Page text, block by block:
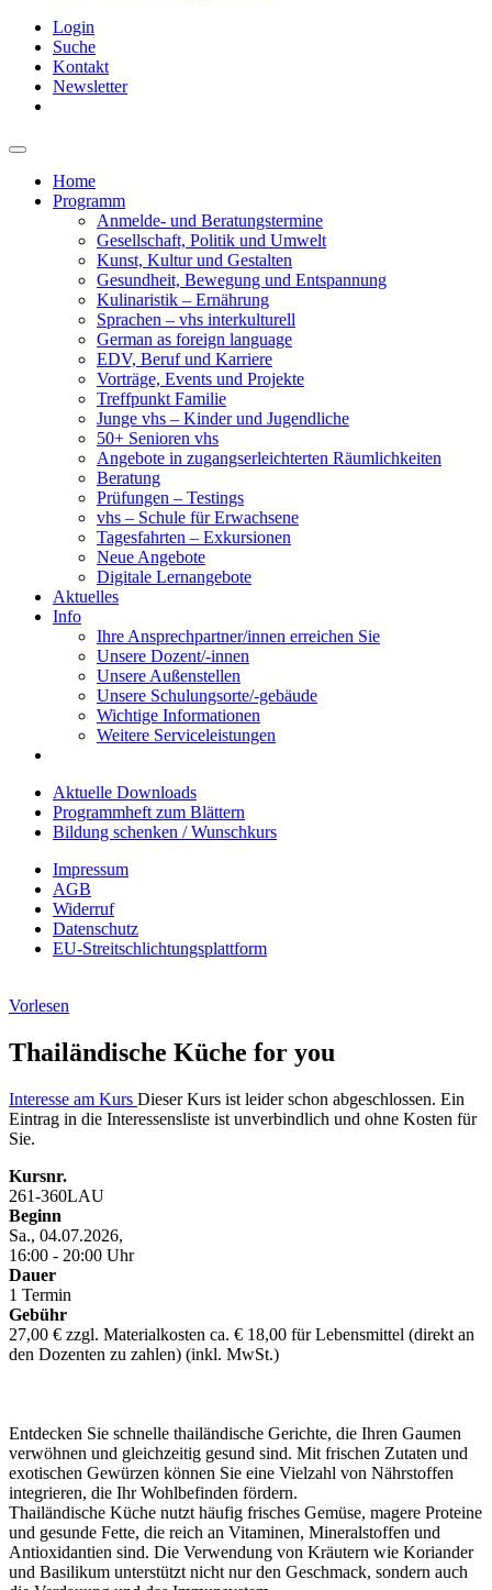
Login
Suche
Kontakt
Newsletter
Home
Programm
Anmelde- und Beratungstermine
Gesellschaft, Politik und Umwelt
Kunst, Kultur und Gestalten
Gesundheit, Bewegung und Entspannung
Kulinaristik – Ernährung
Sprachen – vhs interkulturell
German as foreign language
EDV, Beruf und Karriere
Vorträge, Events und Projekte
Treffpunkt Familie
Junge vhs – Kinder und Jugendliche
50+ Senioren vhs
Angebote in zugangserleichterten Räumlichkeiten
Beratung
Prüfungen – Testings
vhs – Schule für Erwachsene
Tagesfahrten – Exkursionen
Neue Angebote
Digitale Lernangebote
Aktuelles
Info
Ihre Ansprechpartner/innen erreichen Sie
Unsere Dozent/-innen
Unsere Außenstellen
Unsere Schulungsorte/-gebäude
Wichtige Informationen
Weitere Serviceleistungen
Aktuelle Downloads
Programmheft zum Blättern
Bildung schenken / Wunschkurs
Impressum
AGB
Widerruf
Datenschutz
EU-Streitschlichtungsplattform
Vorlesen
Thailändische Küche for you
Interesse am Kurs Dieser Kurs ist leider schon abgeschlossen. Ein
Eintrag in die Interessensliste ist unverbindlich und ohne Kosten für
Sie.
Kursnr.
261-360LAU
Beginn
Sa., 04.07.2026,
16:00 - 20:00 Uhr
Dauer
1 Termin
Gebühr
27,00 € zzgl. Materialkosten ca. € 18,00 für Lebensmittel (direkt an
den Dozenten zu zahlen) (inkl. MwSt.)
Entdecken Sie schnelle thailändische Gerichte, die Ihren Gaumen
verwöhnen und gleichzeitig gesund sind. Mit frischen Zutaten und
exotischen Gewürzen können Sie eine Vielzahl von Nährstoffen
integrieren, die Ihr Wohlbefinden fördern.
Thailändische Küche nutzt häufig frisches Gemüse, magere Proteine
und gesunde Fette, die reich an Vitaminen, Mineralstoffen und
Antioxidantien sind. Die Verwendung von Kräutern wie Koriander
und Basilikum unterstützt nicht nur den Geschmack, sondern auch